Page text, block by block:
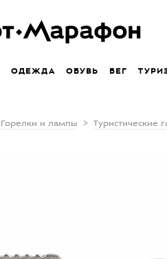
ОДЕЖДА ОБУВЬ БЕГ
Горелки и лампы Туристические